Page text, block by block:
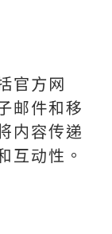
官方网
邮件和移
内容传递
互动性。